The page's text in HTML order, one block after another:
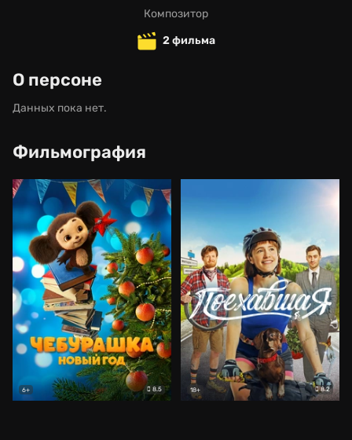
композитор
2 фильма
О персоне
Данных пока нет.
Фильмография
6+ 8.5 18+ 8.2